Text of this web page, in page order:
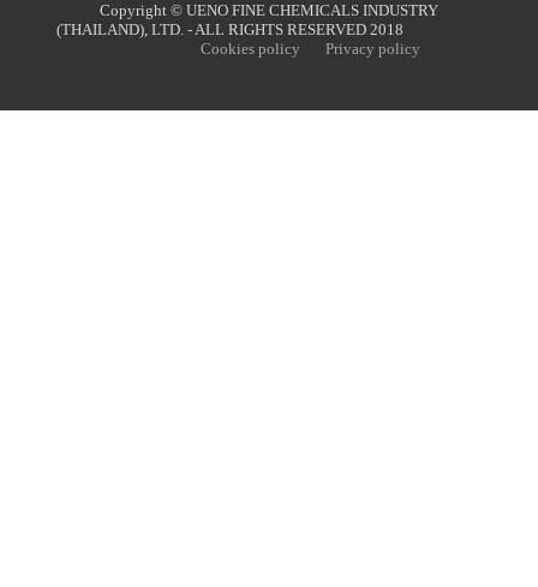
Copyright © UENO FINE CHEMICALS INDUSTRY
(THAILAND), LTD. - ALL RIGHTS RESERVED 2018
Cookies policy
Privacy policy